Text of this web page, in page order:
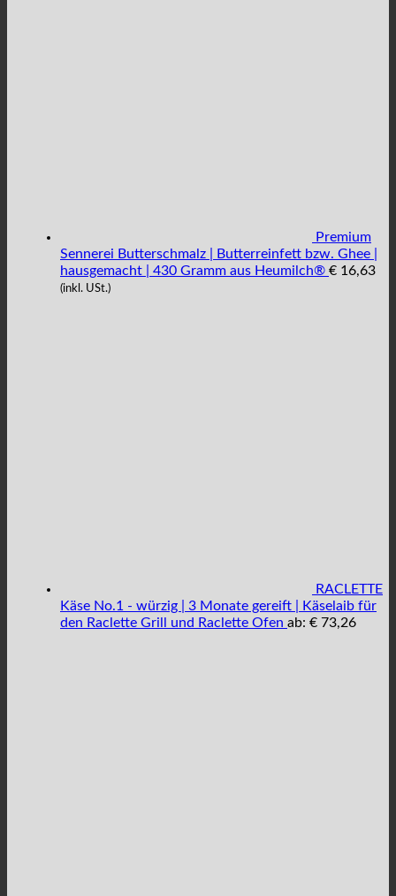
Premium
Sennerei Butterschmalz | Butterreinfett bzw. Ghee |
hausgemacht | 430 Gramm aus Heumilch® € 16,63
(inkl. USt.)
RACLETTE
Käse No.1 - würzig | 3 Monate gereift | Käselaib für
den Raclette Grill und Raclette Ofen ab: € 73,26